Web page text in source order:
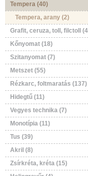
Tempera (40)
Tempera, arany (2)
Grafit, ceruza, toll, filctoll
Kőnyomat (18)
Szitanyomat (7)
Metszet (55)
Rézkarc, foltmaratás (137)
Hidegtű (11)
Vegyes technika (7)
Monotípia (11)
Tus (39)
Akril (8)
Zsírkréta, kréta (15)